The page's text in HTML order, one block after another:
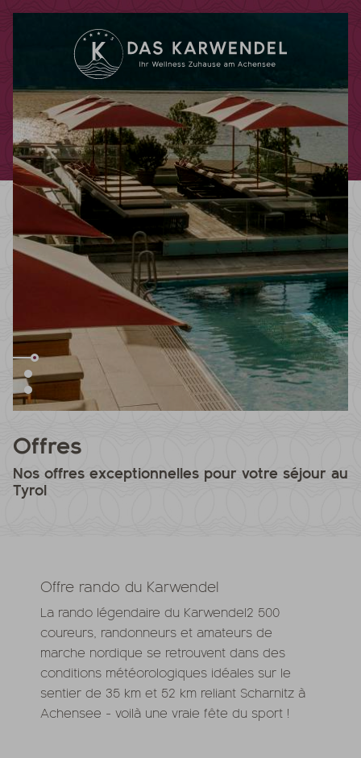
Offres
Nos offres exceptionnelles pour votre séjour au
Tyrol
Offre rando du Karwendel
La rando légendaire du Karwendel2 500
coureurs, randonneurs et amateurs de
marche nordique se retrouvent dans des
conditions météorologiques idéales sur le
sentier de 35 km et 52 km reliant Scharnitz à
Achensee - voilà une vraie fête du sport !